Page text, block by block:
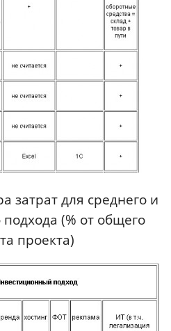
затрат для среднего и
(% от общего
проекта)